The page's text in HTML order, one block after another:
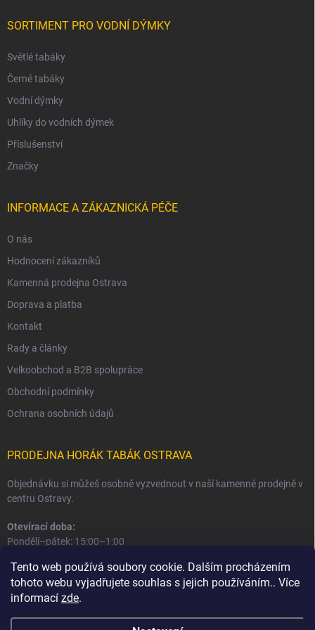
Tento web používá soubory cookie. Dalším procházením
tohoto webu vyjadřujete souhlas s jejich používáním.. Více
informací zde.
SORTIMENT PRO VODNÍ DÝMKY
Světlé tabáky
Černé tabáky
Vodní dýmky
Uhlíky do vodních dýmek
Příslušenství
Značky
INFORMACE A ZÁKAZNICKÁ PÉČE
O nás
Hodnocení zákazníků
Kamenná prodejna Ostrava
Doprava a platba
Kontakt
Rady a články
Velkoobchod a B2B spolupráce
Obchodní podmínky
Ochrana osobních údajů
PRODEJNA HORÁK TABÁK OSTRAVA
Objednávku si můžeš osobně vyzvednout v naší kamenné prodejně v
centru Ostravy.
Otevírací doba:
Pondělí–pátek: 15:00–1:00
Informace o prodejně a osobním odběru